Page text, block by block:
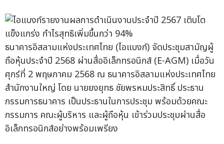
ธนาคารอิสลามแห่งประเทศไทย (ไอแบงก์) จัดประชุมสามัญผู้
ถือหุ้นประจำปี 2568 ผ่านสื่ออิเล็กทรอนิกส์ (E-AGM) เมื่อวัน
ศุกร์ที่ 2 พฤษภาคม 2568 ณ ธนาคารอิสลามแห่งประเทศไทย
สำนักงานใหญ่ โดย นายยงยุทธ ชัยพรหมประสิทธิ์ ประธาน
กรรมการธนาคาร เป็นประธานในการประชุม พร้อมด้วยคณะ
กรรมการ คณะผู้บริหาร และผู้ถือหุ้น เข้าร่วมประชุมผ่านสื่อ
อิเล็กทรอนิกส์อย่างพร้อมเพรียง